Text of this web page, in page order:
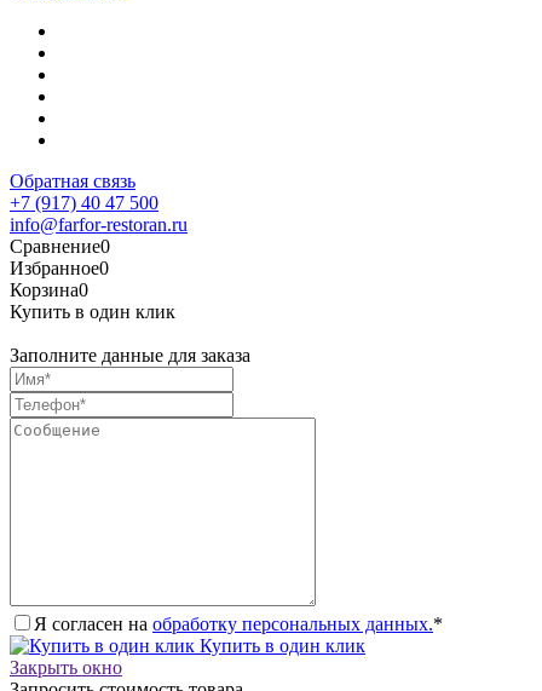
Обратная связь
+7 (917) 40 47 500
info@farfor-restoran.ru
Сравнение0
Избранное0
Корзина0
Купить в один клик
Заполните данные для заказа
Я согласен на обработку персональных данных.*
Купить в один клик
Закрыть окно